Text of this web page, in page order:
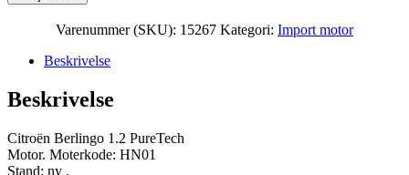
1.2
PureTech
HK
antal
Varenummer (SKU): 15267 Kategori: Import motor
Beskrivelse
Beskrivelse
Citroën Berlingo 1.2 PureTech
Motor. Moterkode: HN01
Stand: ny .